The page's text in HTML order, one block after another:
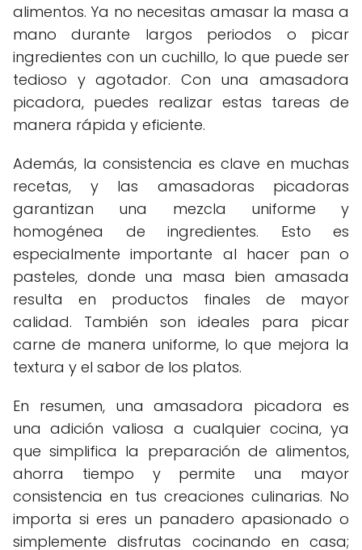
alimentos. Ya no necesitas amasar la masa a
mano durante largos periodos o picar
ingredientes con un cuchillo, lo que puede ser
tedioso y agotador. Con una amasadora
picadora, puedes realizar estas tareas de
manera rápida y eficiente.
Además, la consistencia es clave en muchas
recetas, y las amasadoras picadoras
garantizan una mezcla uniforme y
homogénea de ingredientes. Esto es
especialmente importante al hacer pan o
pasteles, donde una masa bien amasada
resulta en productos finales de mayor
calidad. También son ideales para picar
carne de manera uniforme, lo que mejora la
textura y el sabor de los platos.
En resumen, una amasadora picadora es
una adición valiosa a cualquier cocina, ya
que simplifica la preparación de alimentos,
ahorra tiempo y permite una mayor
consistencia en tus creaciones culinarias. No
importa si eres un panadero apasionado o
simplemente disfrutas cocinando en casa;